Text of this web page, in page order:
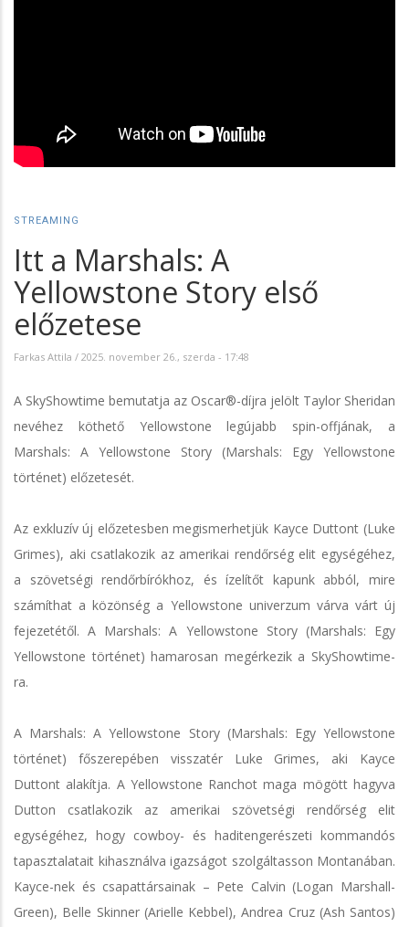
STREAMING
Itt a Marshals: A
Yellowstone Story első
előzetese
Farkas Attila / 2025. november 26., szerda - 17:48
A SkyShowtime bemutatja az Oscar®-díjra jelölt Taylor Sheridan
nevéhez köthető Yellowstone legújabb spin-offjának, a
Marshals: A Yellowstone Story (Marshals: Egy Yellowstone
történet) előzetesét.
Az exkluzív új előzetesben megismerhetjük Kayce Duttont (Luke
Grimes), aki csatlakozik az amerikai rendőrség elit egységéhez,
a szövetségi rendőrbírókhoz, és ízelítőt kapunk abból, mire
számíthat a közönség a Yellowstone univerzum várva várt új
fejezetétől. A Marshals: A Yellowstone Story (Marshals: Egy
Yellowstone történet) hamarosan megérkezik a SkyShowtime-
ra.
A Marshals: A Yellowstone Story (Marshals: Egy Yellowstone
történet) főszerepében visszatér Luke Grimes, aki Kayce
Duttont alakítja. A Yellowstone Ranchot maga mögött hagyva
Dutton csatlakozik az amerikai szövetségi rendőrség elit
egységéhez, hogy cowboy- és haditengerészeti kommandós
tapasztalatait kihasználva igazságot szolgáltasson Montanában.
Kayce-nek és csapattársainak – Pete Calvin (Logan Marshall-
Green), Belle Skinner (Arielle Kebbel), Andrea Cruz (Ash Santos)